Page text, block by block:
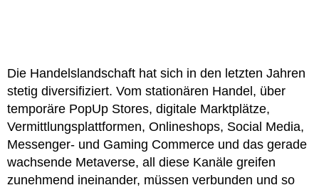
Die Handelslandschaft hat sich in den letzten Jahren
stetig diversifiziert. Vom stationären Handel, über
temporäre PopUp Stores, digitale Marktplätze,
Vermittlungsplattformen, Onlineshops, Social Media,
Messenger- und Gaming Commerce und das gerade
wachsende Metaverse, all diese Kanäle greifen
zunehmend ineinander, müssen verbunden und so